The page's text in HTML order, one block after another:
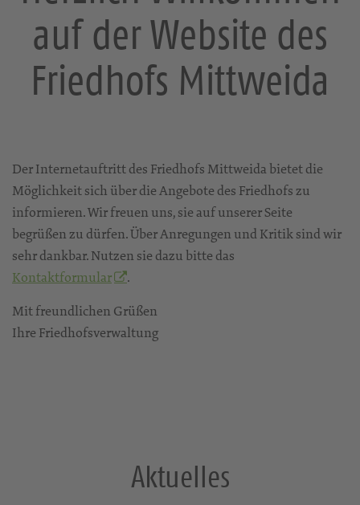
auf der Website des
Friedhofs Mittweida
Der Internetauftritt des Friedhofs Mittweida bietet die
Möglichkeit sich über die Angebote des Friedhofs zu
informieren. Wir freuen uns, sie auf unserer Seite
begrüßen zu dürfen. Über Anregungen und Kritik sind wir
sehr dankbar. Nutzen sie dazu bitte das
Kontaktformular
.
Mit freundlichen Grüßen
Ihre Friedhofsverwaltung
Aktuelles